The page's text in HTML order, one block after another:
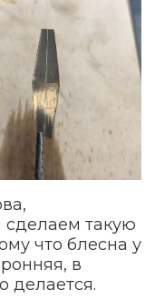
сделаем такую
что блесна у
в
делается.